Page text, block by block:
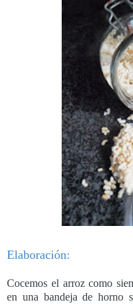
Elaboración:
Cocemos el arroz como
en una bandeja de horno